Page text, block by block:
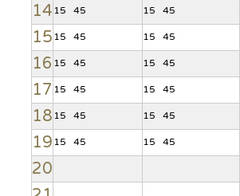
14 15 45 15 45
15 15 45 15 45
16 15 45 15 45
17 15 45 15 45
18 15 45 15 45
19 15 45 15 45
20